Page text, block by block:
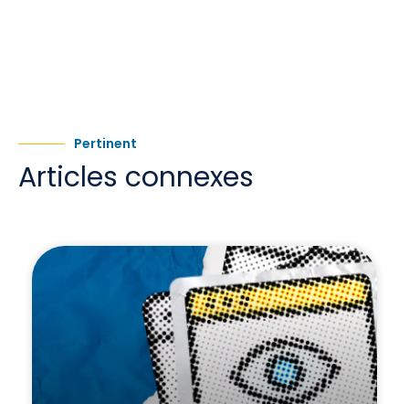
Pertinent
Articles connexes